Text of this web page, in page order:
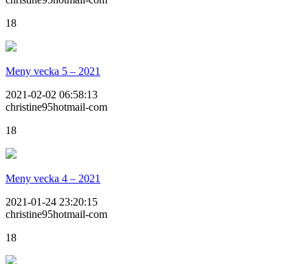
18
Meny vecka 5 – 2021
2021-02-02 06:58:13
christine95hotmail-com
18
Meny vecka 4 – 2021
2021-01-24 23:20:15
christine95hotmail-com
18